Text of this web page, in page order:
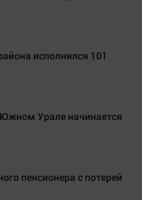
исполнился 101
Южном Урале начинается
пенсионера с потерей